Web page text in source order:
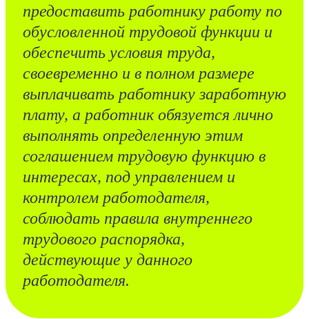
предоставить работнику работу по
обусловленной трудовой функции и
обеспечить условия труда,
своевременно и в полном размере
выплачивать работнику заработную
плату, а работник обязуется лично
выполнять определенную этим
соглашением трудовую функцию в
интересах, под управлением и
контролем работодателя,
соблюдать правила внутреннего
трудового распорядка,
действующие у данного
работодателя.